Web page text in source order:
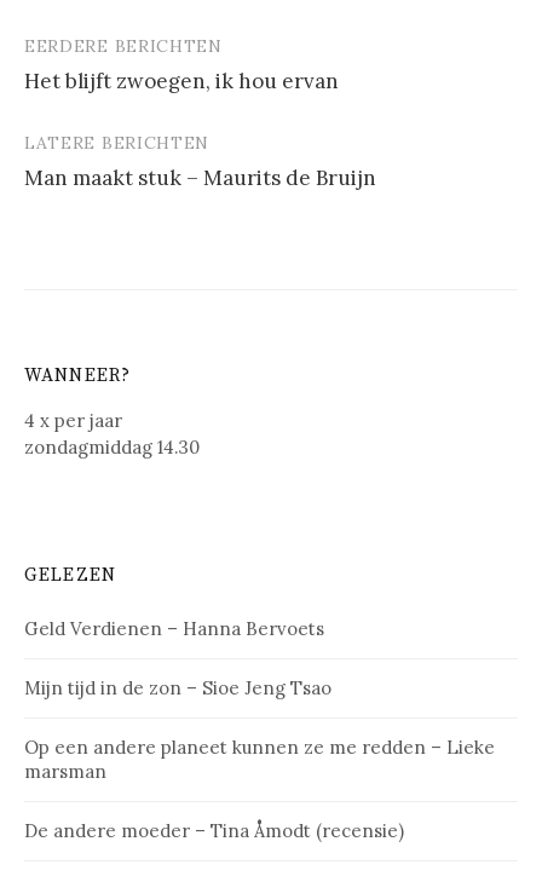
Berichtnavigatie
EERDERE BERICHTEN
Het blijft zwoegen, ik hou ervan
LATERE BERICHTEN
Man maakt stuk – Maurits de Bruijn
WANNEER?
4 x per jaar
zondagmiddag 14.30
GELEZEN
Geld Verdienen – Hanna Bervoets
Mijn tijd in de zon – Sioe Jeng Tsao
Op een andere planeet kunnen ze me redden – Lieke
marsman
De andere moeder – Tina Åmodt (recensie)